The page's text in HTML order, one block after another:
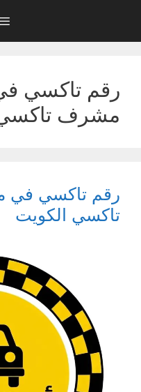
المحتوى
رقم تاكسي
مشرف
رقم تاكسي
تاكسي الكويت